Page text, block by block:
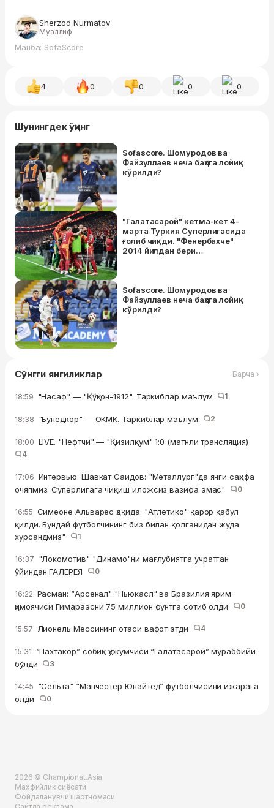
Sherzod Nurmatov
Муаллиф
Манба: SofaScore
4 0 0 0 0
Шунингдек ўқинг
Sofascore. Шомуродов ва
Файзуллаев неча баҳога лойиқ
кўрилди?
"Галатасарой" кетма-кет 4-
марта Туркия Суперлигасида
ғолиб чиқди. "Фенербахче"
2014 йилдан бери
Sofascore. Шомуродов ва
Файзуллаев неча баҳога лойиқ
кўрилди?
Сўнгги янгиликлар Барча ›
18:59 "Насаф" — "Қўқон-1912". Таркиблар маълум 1
18:38 "Бунёдкор" — ОКМК. Таркиблар маълум 2
18:00 LIVE. "Нефтчи" — "Қизилқум" 1:0 (матнли трансляция)
4
17:06 Интервью. Шавкат Саидов: "Металлург"да янги саҳифа
очяпмиз. Суперлигага чиқиш иложсиз вазифа эмас"
0
16:55 Симеоне Альварес ҳақида: "Атлетико" қарор қабул
қилди. Бундай футболчининг биз билан қолганидан жуда
хурсандмиз"
1
16:37 "Локомотив" "Динамо"ни мағлубиятга учратган
ўйиндан ГАЛЕРЕЯ
0
16:22 Расман: “Арсенал" "Ньюкасл" ва Бразилия ярим
ҳимоячиси Гимараэсни 75 миллион фунтга сотиб олди
0
15:57 Лионель Мессининг отаси вафот этди 4
15:31 “Пахтакор” собиқ ҳужумчиси “Галатасарой” мураббийи
бўлди
3
14:45 "Сельта" “Манчестер Юнайтед” футболчисини ижарага
олди
0
2026 © Championat.Asia
Махфийлик сиёсати
Фойдаланувчи шартномаси